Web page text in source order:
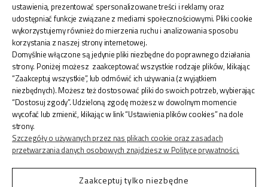
18 20-388 Lublin Polska
ZAKUPY
INFORMACJE
KONTO
ustawienia, prezentować spersonalizowane treści i reklamy oraz
udostępniać funkcje związane z mediami społecznościowymi. Pliki cookie
wykorzystujemy również do mierzenia ruchu i analizowania sposobu
korzystania z naszej strony internetowej.
Domyślnie włączone są jedynie pliki niezbędne do poprawnego działania
strony. Poniżej możesz zaakceptować wszystkie rodzaje plików, klikając
“Zaakceptuj wszystkie”, lub odmówić ich używania (z wyjątkiem
niezbędnych). Możesz też dostosować pliki do swoich potrzeb, wybierając
“Dostosuj zgody”. Udzieloną zgodę możesz w dowolnym momencie
wycofać lub zmienić, klikając w link “Ustawienia plików cookies” na dole
strony.
Szczegóły o używanych przez nas plikach cookie oraz zasadach
przetwarzania danych osobowych znajdziesz w Polityce prywatności.
Zaakceptuj tylko niezbędne